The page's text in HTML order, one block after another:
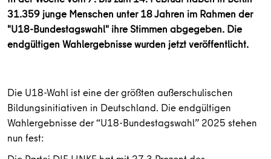
31.359 junge Menschen unter 18 Jahren im Rahmen der
"U18-Bundestagswahl" ihre Stimmen abgegeben. Die
endgültigen Wahlergebnisse wurden jetzt veröffentlicht.
Die U18-Wahl ist eine der größten außerschulischen
Bildungsinitiativen in Deutschland. Die endgültigen
Wahlergebnisse der “U18-Bundestagswahl” 2025 stehen
nun fest: